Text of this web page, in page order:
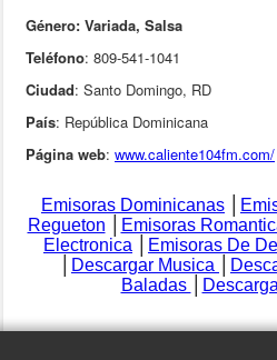
Género: Variada, Salsa
Teléfono: 809-541-1041
Ciudad: Santo Domingo, RD
País: República Dominicana
Página web: www.caliente104fm.com/
Emisoras Dominicanas
Regueton
Emisoras
Electronica
Emisoras De
Descargar Musica
Baladas